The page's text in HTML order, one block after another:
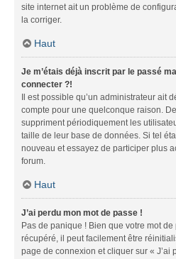
site internet ait un problème de
la corriger.
Haut
Je m’étais déjà inscrit par le passé
connecter ?!
Il est possible qu’un administrateur ait
compte pour une quelconque raison.
suppriment périodiquement les
taille de leur base de données. Si tel
nouveau et essayez de participer plus
forum.
Haut
J’ai perdu mon mot de passe !
Pas de panique ! Bien que votre mot
récupéré, il peut facilement être
page de connexion et cliquer sur « J’ai